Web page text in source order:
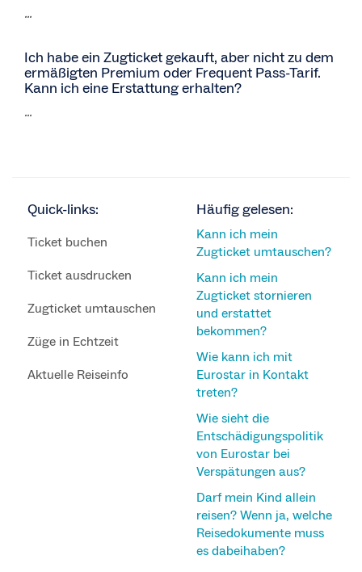
...
Ich habe ein Zugticket gekauft, aber nicht zu dem
ermäßigten Premium oder Frequent Pass-Tarif.
Kann ich eine Erstattung erhalten?
...
Quick-links:
Ticket buchen
Ticket ausdrucken
Zugticket umtauschen
Züge in Echtzeit
Aktuelle Reiseinfo
Häufig gelesen:
Kann ich mein
Zugticket umtauschen?
Kann ich mein
Zugticket stornieren
und erstattet
bekommen?
Wie kann ich mit
Eurostar in Kontakt
treten?
Wie sieht die
Entschädigungspolitik
von Eurostar bei
Verspätungen aus?
Darf mein Kind allein
reisen? Wenn ja, welche
Reisedokumente muss
es dabeihaben?